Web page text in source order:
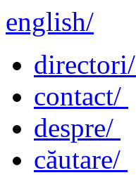
english/
directori/
contact/
despre/
căutare/